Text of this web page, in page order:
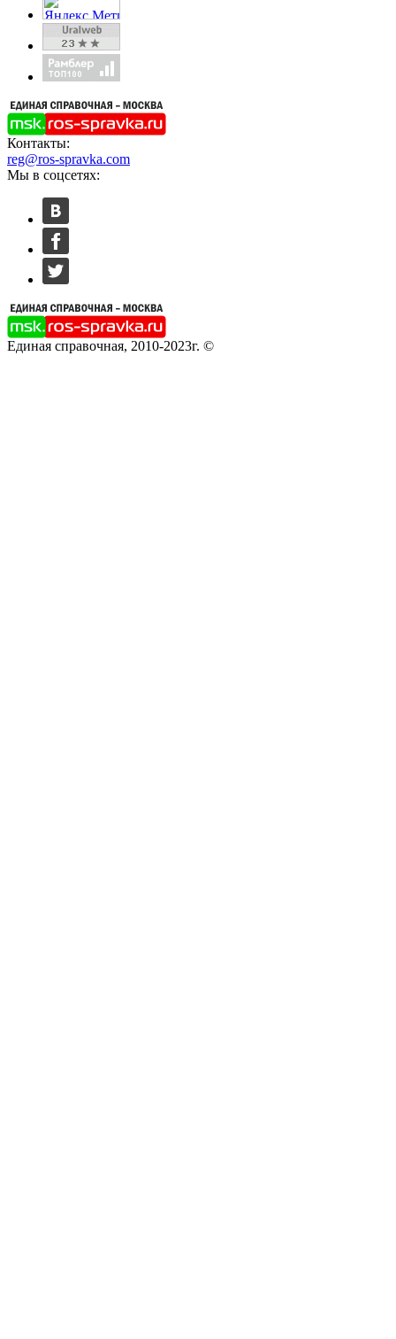
Контакты:
reg@ros-spravka.com
Мы в соцсетях:
Единая справочная, 2010-2023г. ©